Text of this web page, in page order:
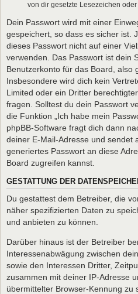
von dir gesetzte Lesezeichen
Dein Passwort wird mit einer
gespeichert, so dass es sicher ist.
dieses Passwort nicht auf einer
verwenden. Das Passwort ist dein
Benutzerkonto für das Board, also
Insbesondere wird dich kein
Limited oder ein Dritter
fragen. Solltest du dein Passwort
die Funktion „Ich habe mein
phpBB-Software fragt dich dann
deiner E-Mail-Adresse und sendet
generiertes Passwort an diese
Board zugreifen kannst.
GESTATTUNG DER
Du gestattest dem Betreiber, die
näher spezifizierten Daten zu
und anbieten zu können.
Darüber hinaus ist der Betreiber
Interessenabwägung zwischen
sowie den Interessen Dritter,
zusammen mit deiner IP-Adresse
übermittelter Browser-Kennung zu